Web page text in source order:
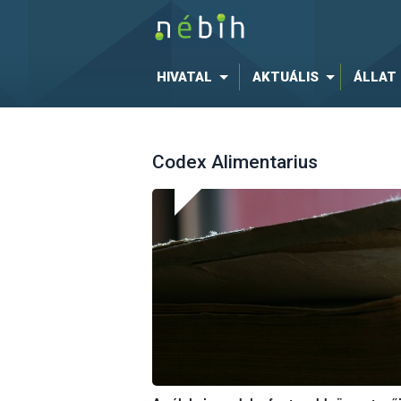
HIVATAL AKTUÁLIS ÁLLAT
Codex Alimentarius